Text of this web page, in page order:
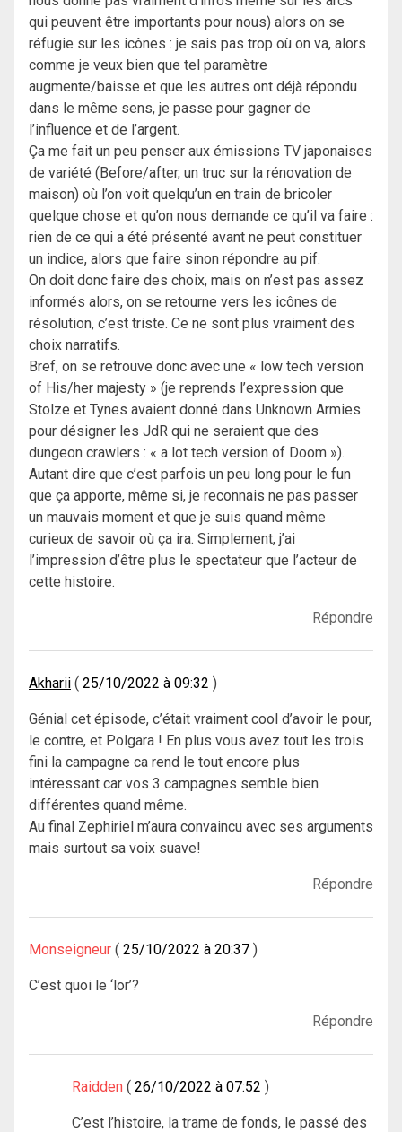
qui peuvent être importants pour nous) alors on se
réfugie sur les icônes : je sais pas trop où on va, alors
comme je veux bien que tel paramètre
augmente/baisse et que les autres ont déjà répondu
dans le même sens, je passe pour gagner de
l’influence et de l’argent.
Ça me fait un peu penser aux émissions TV japonaises
de variété (Before/after, un truc sur la rénovation de
maison) où l’on voit quelqu’un en train de bricoler
quelque chose et qu’on nous demande ce qu’il va faire :
rien de ce qui a été présenté avant ne peut constituer
un indice, alors que faire sinon répondre au pif.
On doit donc faire des choix, mais on n’est pas assez
informés alors, on se retourne vers les icônes de
résolution, c’est triste. Ce ne sont plus vraiment des
choix narratifs.
Bref, on se retrouve donc avec une « low tech version
of His/her majesty » (je reprends l’expression que
Stolze et Tynes avaient donné dans Unknown Armies
pour désigner les JdR qui ne seraient que des
dungeon crawlers : « a lot tech version of Doom »).
Autant dire que c’est parfois un peu long pour le fun
que ça apporte, même si, je reconnais ne pas passer
un mauvais moment et que je suis quand même
curieux de savoir où ça ira. Simplement, j’ai
l’impression d’être plus le spectateur que l’acteur de
cette histoire.
Répondre
Akharii 25/10/2022 à 09:32
Génial cet épisode, c’était vraiment cool d’avoir le pour,
le contre, et Polgara ! En plus vous avez tout les trois
fini la campagne ca rend le tout encore plus
intéressant car vos 3 campagnes semble bien
différentes quand même.
Au final Zephiriel m’aura convaincu avec ses arguments
mais surtout sa voix suave!
Répondre
Monseigneur 25/10/2022 à 20:37
C’est quoi le ‘lor’?
Répondre
Raidden 26/10/2022 à 07:52
C’est l’histoire, la trame de fonds, le passé des